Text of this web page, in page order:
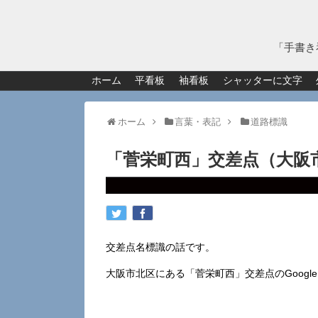
「手書
ホーム 平看板 袖看板 シャッターに文字
ホーム 言葉・表記 道路標識
「菅栄町西」交差点（大阪
交差点名標識の話です。
大阪市北区にある「菅栄町西」交差点のGoogle